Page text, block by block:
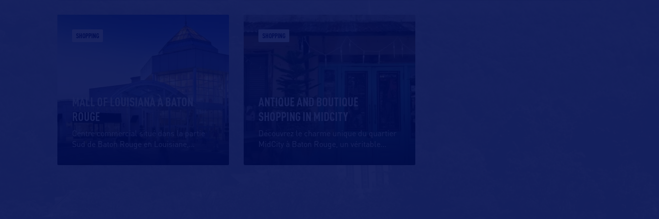
SHOPPING
ROUGE
Centre commercial situé dans la partie
Sud de Baton Rouge en Louisiane,
SHOPPING
ANTIQUE AND BOUTIQUE
SHOPPING IN MIDCITY
Découvrez le charme unique du quartier
MidCity à Baton Rouge, un véritable